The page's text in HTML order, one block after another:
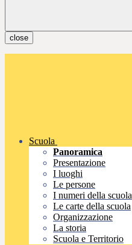
close
Scuola
Panoramica
Presentazione
I luoghi
Le persone
I numeri della scuola
Le carte della scuola
Organizzazione
La storia
Scuola e Territorio